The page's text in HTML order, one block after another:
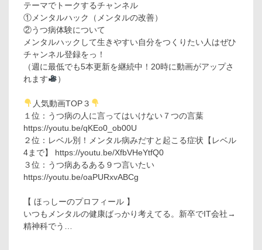
テーマでトークするチャンネル
①メンタルハック（メンタルの改善）
②うつ病体験について
メンタルハックして生きやすい自分をつくりたい人はぜひ
チャンネル登録をっ！
（週に最低でも5本更新を継続中！20時に動画がアップさ
れます
）
人気動画TOP３
１位：うつ病の人に言ってはいけない７つの言葉
https://youtu.be/qKEo0_ob00U
２位：レベル別！メンタル病みだすと起こる症状【レベル
4まで】 https://youtu.be/XfbVHeYtfQ0
３位：うつ病あるある９つ言いたい
https://youtu.be/oaPURxvABCg
【 ほっしーのプロフィール 】
いつもメンタルの健康ばっかり考えてる。新卒でIT会社→
精神科でう…